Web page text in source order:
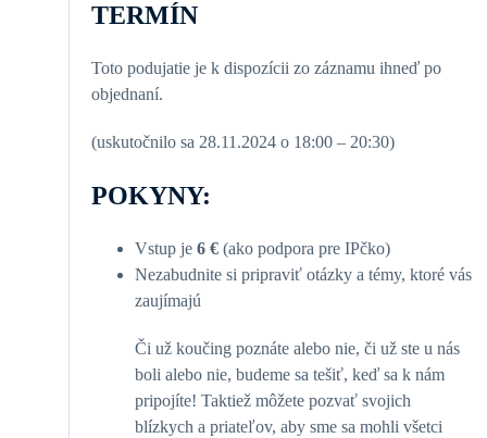
TERMÍN
Toto podujatie je k dispozícii zo záznamu ihneď po
objednaní.
(uskutočnilo sa 28.11.2024 o 18:00 – 20:30)
POKYNY:
Vstup je 6 € (ako podpora pre IPčko)
Nezabudnite si pripraviť otázky a témy, ktoré vás
zaujímajú
Či už koučing poznáte alebo nie, či už ste u nás
boli alebo nie, budeme sa tešiť, keď sa k nám
pripojíte! Taktiež môžete pozvať svojich
blízkych a priateľov, aby sme sa mohli všetci